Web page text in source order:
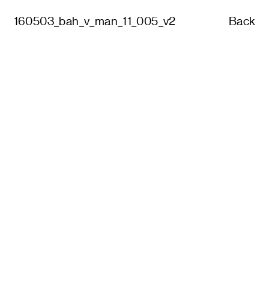
160503_bah_v_man_11_005_v2 Back